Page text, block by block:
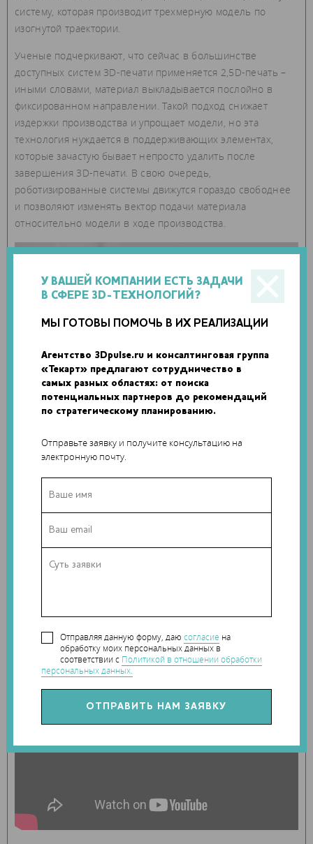
У ВАШЕЙ КОМПАНИИ ЕСТЬ ЗАДАЧИ
В СФЕРЕ 3D-ТЕХНОЛОГИЙ?
МЫ ГОТОВЫ ПОМОЧЬ В ИХ РЕАЛИЗАЦИИ
Агентство 3Dpulse.ru и консалтинговая группа
«Текарт» предлагают сотрудничество в
самых разных областях: от поиска
потенциальных партнеров до рекомендаций
по стратегическому планированию.
Отправьте заявку и получите консультацию на
электронную почту.
Отправляя данную форму, даюсогласие на
обработку моих персональных данных в
соответствии с Политикой в отношении обработки
персональных данных.
систему, которая производит трехмерную модель по
изогнутой траектории.
Ученые подчеркивают, что сейчас в большинстве
доступных систем 3D-печати применяется 2,5D-печать –
иными словами, материал выкладывается послойно в
фиксированном направлении. Такой подход снижает
издержки производства и упрощает модели, но эта
технология нуждается в поддерживающих элементах,
которые зачастую бывает непросто удалить после
завершения 3D-печати. В свою очередь,
роботизированные системы движутся гораздо свободнее
и позволяют изменять вектор подачи материала
относительно модели в ходе производства.
Исследователи отмечают, что новая методология
проблемы за счет разделения объема работы на
Представленный алгоритм позволяет определить порядок
элементов и способствует максимальной плотности
моделей. Кроме того, изогнутые слои учитывают